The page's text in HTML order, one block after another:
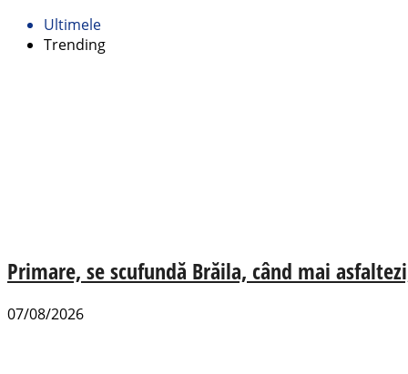
Ultimele
Trending
Primare, se scufundă Brăila, când mai
07/08/2026